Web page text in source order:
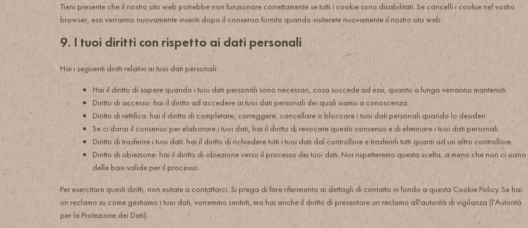
Tieni presente che il nostro sito web potrebbe non funzionare correttamente se tutti i cookie sono disabilitati. Se cancelli i cookie nel vostro
browser, essi verranno nuovamente inseriti dopo il consenso fornito quando visiterete nuovamente il nostro sito web.
9. I tuoi diritti con rispetto ai dati personali
Hai i seguenti diritti relativi ai tuoi dati personali:
Hai il diritto di sapere quando i tuoi dati personali sono necessari, cosa succede ad essi, quanto a lungo verranno mantenuti.
Diritto di accesso: hai il diritto ad accedere ai tuoi dati personali dei quali siamo a conoscenza.
Diritto di rettifica: hai il diritto di completare, correggere, cancellare o bloccare i tuoi dati personali quando lo desideri.
Se ci darai il consenso per elaborare i tuoi dati, hai il diritto di revocare questo consenso e di eliminare i tuoi dati personali.
Diritto di trasferire i tuoi dati: hai il diritto di richiedere tutti i tuoi dati dal controllore e trasferirli tutti quanti ad un altro controllore.
Diritto di obiezione: hai il diritto di obiezione verso il processo dei tuoi dati. Noi rispetteremo questa scelta, a meno che non ci siano
delle basi valide per il processo.
Per esercitare questi diritti, non esitate a contattarci. Si prega di fare riferimento ai dettagli di contatto in fondo a questa Cookie Policy. Se hai
un reclamo su come gestiamo i tuoi dati, vorremmo sentirti, ma hai anche il diritto di presentare un reclamo all'autorità di vigilanza (l'Autorità
per la Protezione dei Dati).